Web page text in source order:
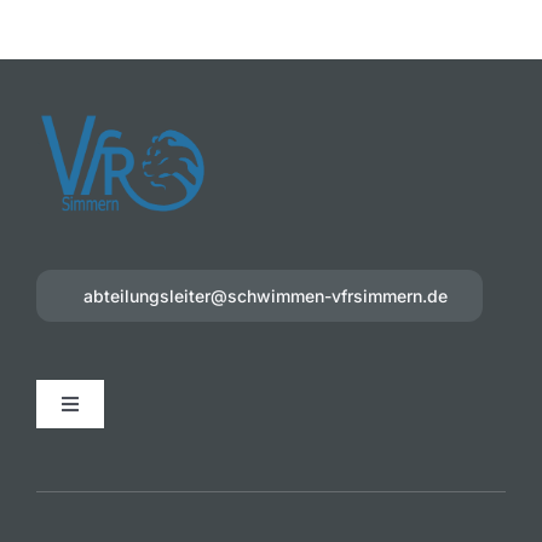
abteilungsleiter@schwimmen-vfrsimmern.de
Toggle